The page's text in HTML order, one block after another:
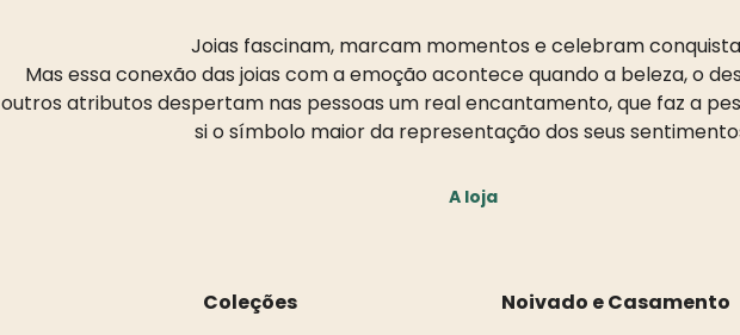
Joias fascinam, marcam momentos e celebram
Mas essa conexão das joias com a emoção acontece quando a beleza, o
outros atributos despertam nas pessoas um real encantamento, que faz a
si o símbolo maior da representação dos seus
A loja
Coleções
Noivado e Casamento